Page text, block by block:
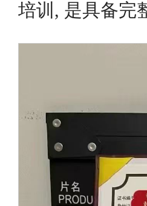
培训, 是具备完